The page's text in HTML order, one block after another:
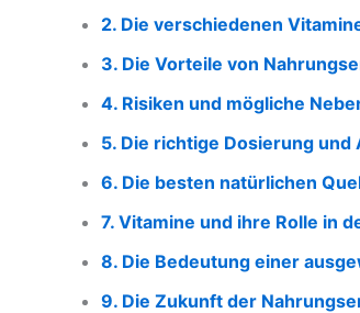
2. Die verschiedenen
3. Die Vorteile von
4. Risiken und mögliche
5. Die richtige Dosierung und
6. Die besten natürlichen
7. Vitamine und ihre Rolle in
8. Die Bedeutung einer
9. Die Zukunft der